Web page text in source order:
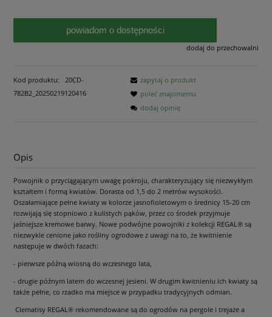
powiadom o dostępności
dodaj do przechowalni
Kod produktu:
20CD-
782B2_20250219120416
zapytaj o produkt
poleć znajomemu
dodaj opinię
Opis
Powojnik o przyciągającym uwagę pokroju, charakteryzujący się niezwykłym
kształtem i formą kwiatów. Dorasta od 1,5 do 2 metrów wysokości.
Oszałamiające pełne kwiaty w kolorze jasnofioletowym o średnicy 15-20 cm
rozwijają się stopniowo z kulistych pąków, przez co środek przyjmuje
jaśniejsze kremowe barwy. Nowe podwójne powojniki z kolekcji REGAL® są
niezwykle cenione jako rośliny ogrodowe z uwagi na to, że kwitnienie
następuje w dwóch fazach:
- pierwsze późną wiosną do wczesnego lata,
- drugie późnym latem do wczesnej jesieni. W drugim kwitnieniu ich kwiaty są
także pełne, co rzadko ma miejsce w przypadku tradycyjnych odmian.
Clematisy REGAL® rekomendowane są do ogrodów na pergole i trejaże a